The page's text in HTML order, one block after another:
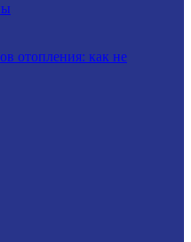
отопления: как не